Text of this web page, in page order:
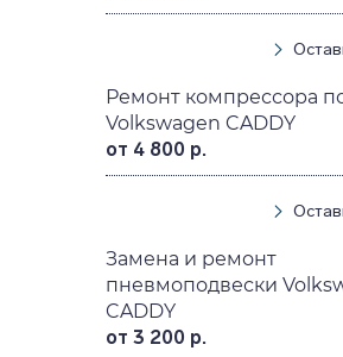
Ремонт компрессора
Volkswagen CADDY
от 4 800 р.
Замена и ремонт
пневмоподвески
CADDY
от 3 200 р.